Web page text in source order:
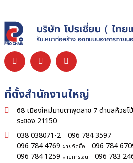
ที่ตั้งสำนักงานใหญ่
68 เมืองใหม่มาบตาพุดสาย 7 ตำบลห้วยโ
ระยอง 21150
038 038071-2
096 784 3597
096 784 4769 ฝ่ายจัดซื้อ 096 784
096 784 1259 ฝ่ายการเงิน 096 783